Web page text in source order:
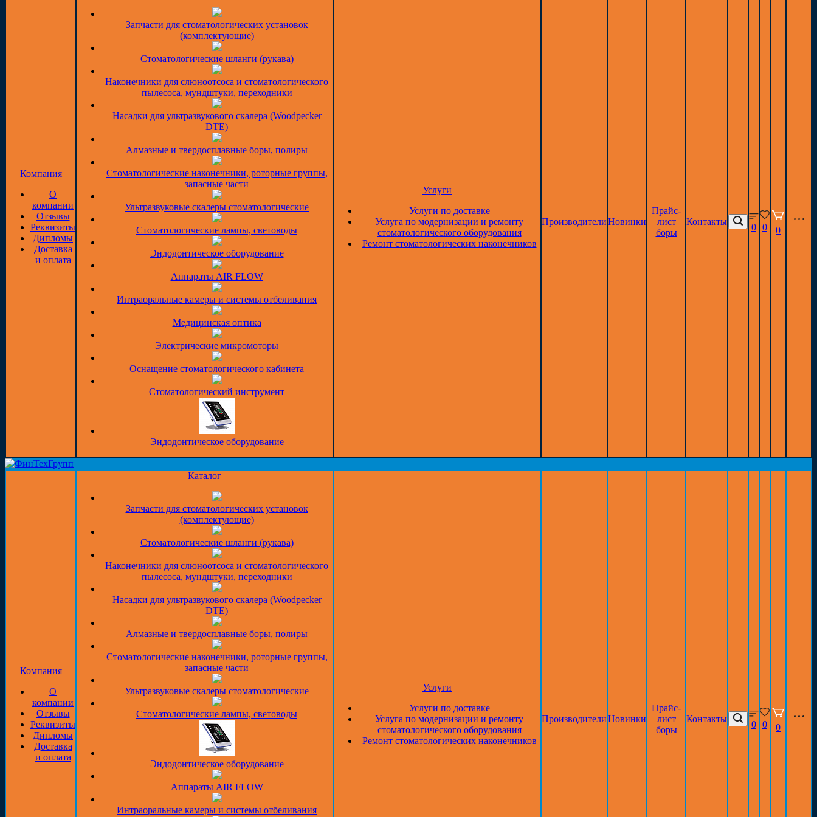
Компания
О
компании
Отзывы
Реквизиты
Дипломы
Доставка
и оплата
Запчасти для стоматологических установок
(комплектующие)
Стоматологические шланги (рукава)
Наконечники для слюноотсоса и стоматологического
пылесоса, мундштуки, переходники
Насадки для ультразвукового скалера (Woodpecker
DTE)
Алмазные и твердосплавные боры, полиры
Стоматологические наконечники, роторные группы,
запасные части
Ультразвуковые скалеры стоматологические
Стоматологические лампы, световоды
Эндодонтическое оборудование
Аппараты AIR FLOW
Интраоральные камеры и системы отбеливания
Медицинская оптика
Электрические микромоторы
Оснащение стоматологического кабинета
Стоматологический инструмент
Эндодонтическое оборудование
Услуги
Услуги по доставке
Услуга по модернизации и ремонту
стоматологического оборудования
Ремонт стоматологических наконечников
ПроизводителиНовинки
Прайс-
лист
боры
Контакты
0 0 0
Компания
О
компании
Отзывы
Реквизиты
Дипломы
Доставка
и оплата
Каталог
Запчасти для стоматологических установок
(комплектующие)
Стоматологические шланги (рукава)
Наконечники для слюноотсоса и стоматологического
пылесоса, мундштуки, переходники
Насадки для ультразвукового скалера (Woodpecker
DTE)
Алмазные и твердосплавные боры, полиры
Стоматологические наконечники, роторные группы,
запасные части
Ультразвуковые скалеры стоматологические
Стоматологические лампы, световоды
Эндодонтическое оборудование
Аппараты AIR FLOW
Интраоральные камеры и системы отбеливания
Услуги
Услуги по доставке
Услуга по модернизации и ремонту
стоматологического оборудования
Ремонт стоматологических наконечников
ПроизводителиНовинки
Прайс-
лист
боры
Контакты
0 0 0